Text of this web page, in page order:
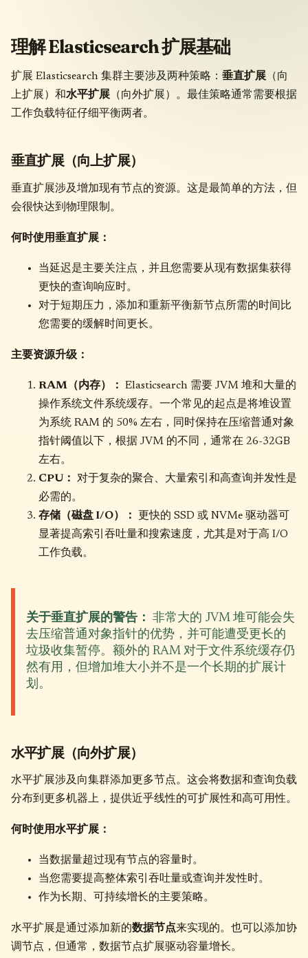
理解 Elasticsearch 扩展基础
扩展 Elasticsearch 集群主要涉及两种策略： 垂直扩展 （向
上扩展）和水平扩展 （向外扩展）。最佳策略通常需要根据
工作负载特征仔细平衡两者。
垂直扩展（向上扩展）
垂直扩展涉及增加现有节点的资源。这是最简单的方法，但
会很快达到物理限制。
何时使用垂直扩展：
当延迟是主要关注点，并且您需要从现有数据集获得
更快的查询响应时。
对于短期压力，添加和重新平衡新节点所需的时间比
您需要的缓解时间更长。
主要资源升级：
RAM（内存）：
Elasticsearch 需要 JVM 堆和大量的
操作系统文件系统缓存。一个常见的起点是将堆设置
为系统 RAM 的 50% 左右，同时保持在压缩普通对象
指针阈值以下，根据 JVM 的不同，通常在 26-32GB
左右。
CPU：
对于复杂的聚合、大量索引和高查询并发性是
必需的。
存储（磁盘 I/O）：
更快的 SSD 或 NVMe 驱动器可
显著提高索引吞吐量和搜索速度，尤其是对于高 I/O
工作负载。
关于垂直扩展的警告： 非常大的 JVM 堆可能会失
去压缩普通对象指针的优势，并可能遭受更长的
垃圾收集暂停。额外的 RAM 对于文件系统缓存仍
然有用，但增加堆大小并不是一个长期的扩展计
划。
水平扩展（向外扩展）
水平扩展涉及向集群添加更多节点。这会将数据和查询负载
分布到更多机器上，提供近乎线性的可扩展性和高可用性。
何时使用水平扩展：
当数据量超过现有节点的容量时。
当您需要提高整体索引吞吐量或查询并发性时。
作为长期、可持续增长的主要策略。
水平扩展是通过添加新的数据节点来实现的。也可以添加协
调节点，但通常，数据节点扩展驱动容量增长。